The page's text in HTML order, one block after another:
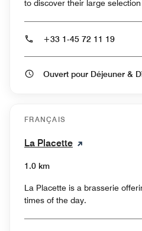
to discover their large
+33 1-45 72 11 19
Ouvert
FRANÇAIS
La Placette
1.0 km
La Placette is a brasserie
times of the day.